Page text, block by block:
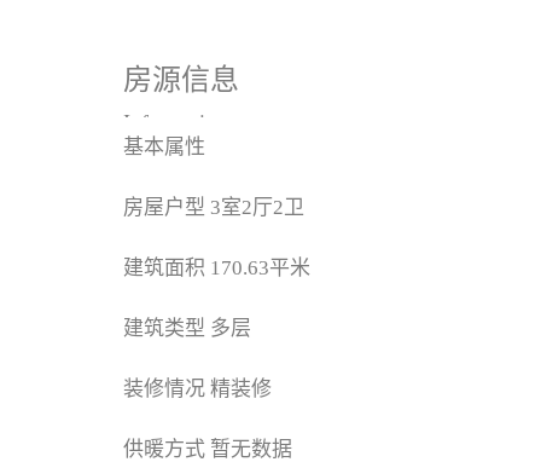
房源信息
Information
基本属性
房屋户型 3室2厅2卫
建筑面积 170.63平米
建筑类型 多层
装修情况 精装修
供暖方式 暂无数据